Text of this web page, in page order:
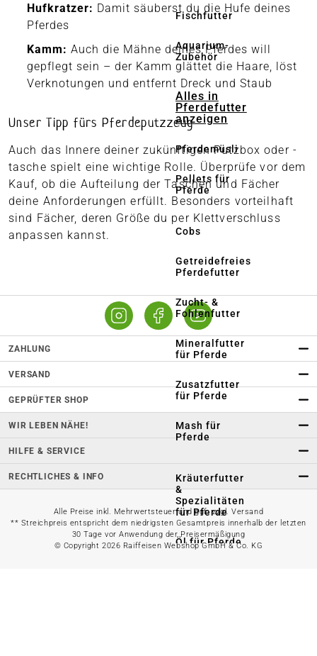
Fischfutter
Aquarium-
Zubehör
Alles in
Pferdefutter
anzeigen
Pferdemüsli
Pellets für
Pferde
Cobs
Getreidefreies
Pferdefutter
Zucht- &
Fohlenfutter
Mineralfutter
für Pferde
Zusatzfutter
für Pferde
Mash für
Pferde
Kräuterfutter
&
Spezialitäten
für Pferde
Öl für Pferde
Hufkratzer: Damit säuberst du die Hufe deines
Pferdes
Kamm: Auch die Mähne deines Pferdes will
gepflegt sein – der Kamm glättet die Haare, löst
Verknotungen und entfernt Dreck und Staub
Unser Tipp fürs Pferdeputzzeug
Auch das Innere deiner zukünftigen Putzbox oder -
tasche spielt eine wichtige Rolle. Überprüfe vor dem
Kauf, ob die Aufteilung der Taschen und Fächer
deine Anforderungen erfüllt. Besonders vorteilhaft
sind Fächer, deren Größe du per Klettverschluss
anpassen kannst.
ZAHLUNG
VERSAND
GEPRÜFTER SHOP
WIR LEBEN NÄHE!
HILFE & SERVICE
RECHTLICHES & INFO
Alle Preise inkl. Mehrwertsteuer und ggf. zzgl. Versand
** Streichpreis entspricht dem niedrigsten Gesamtpreis innerhalb der letzten
30 Tage vor Anwendung der Preisermäßigung
© Copyright 2026 Raiffeisen Webshop GmbH & Co. KG